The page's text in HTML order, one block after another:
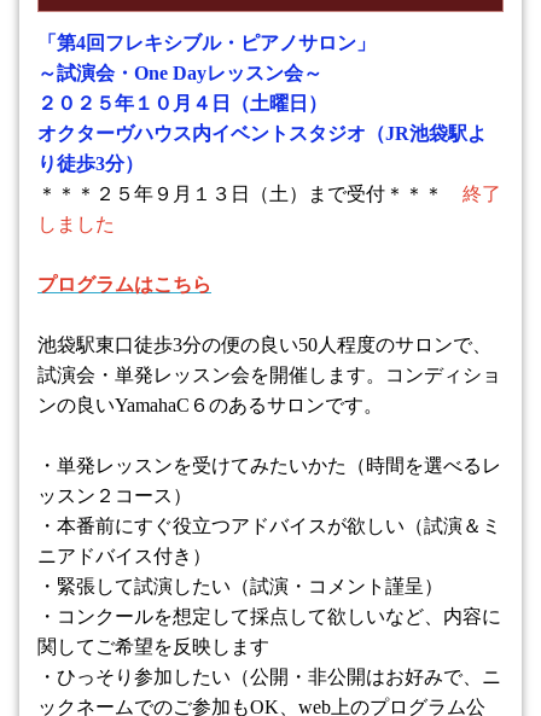
「第4回フレキシブル・ピアノサロン」
～試演会・ One Dayレッスン会～
２０２５年１０月４日（土曜日）
オクターヴハウス内イベントスタジオ（JR池袋駅よ
り徒歩3分）
＊＊＊２５年９月１３日（土）まで受付＊＊＊ 終了
しました
プログラムはこちら
池袋駅東口徒歩3分の便の良い50人程度のサロンで、
試演会・単発レッスン会を開催します。コンディショ
ンの良いYamahaC ６のあるサロンです。
・単発レッスンを受けてみたいかた（時間を選べるレ
ッスン２コース）
・本番前にすぐ役立つアドバイスが欲しい（試演＆ミ
ニアドバイス付き）
・緊張して試演したい（試演・コメント謹呈）
・コンクールを想定して採点して欲しいなど、内容に
関してご希望を反映します
・ひっそり参加したい（公開・非公開はお好みで、ニ
ックネームでのご参加もOK web 上のプログラム公